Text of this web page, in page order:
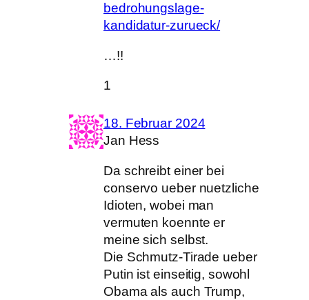
bedrohungslage-
kandidatur-zurueck/
…!!
1
18. Februar 2024
Jan Hess
Da schreibt einer bei
conservo ueber nuetzliche
Idioten, wobei man
vermuten koennte er
meine sich selbst.
Die Schmutz-Tirade ueber
Putin ist einseitig, sowohl
Obama als auch Trump,